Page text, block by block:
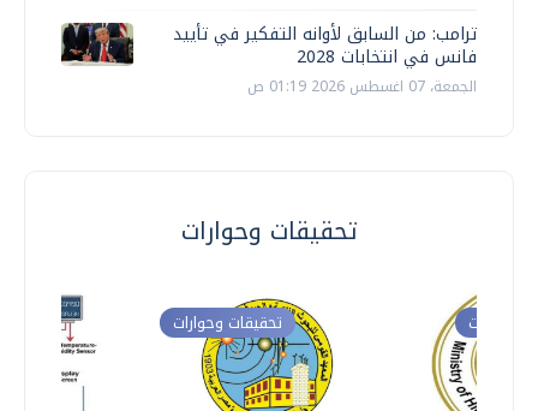
ترامب: من السابق لأوانه التفكير في تأييد
فانس في انتخابات 2028
الجمعة، 07 اغسطس 2026 01:19 ص
تحقيقات وحوارات
تحقيقات وحوارات وحوارات